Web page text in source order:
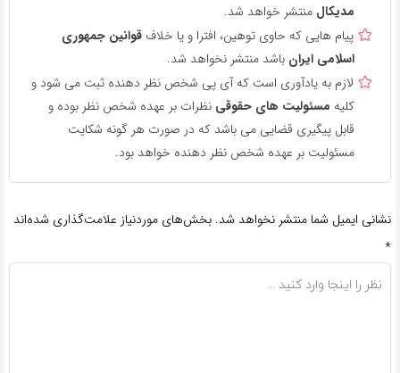
مدیکال منتشر خواهد شد.
پیام هایی که حاوی توهین، افترا و یا خلاف قوانین جمهوری
اسلامی ایران باشد منتشر نخواهد شد.
لازم به یادآوری است که آی پی شخص نظر دهنده ثبت می شود و
کلیه مسئولیت های حقوقی نظرات بر عهده شخص نظر بوده و
قابل پیگیری قضایی می باشد که در صورت هر گونه شکایت
مسئولیت بر عهده شخص نظر دهنده خواهد بود.
نشانی ایمیل شما منتشر نخواهد شد. بخش‌های موردنیاز علامت‌گذاری شده‌اند
*